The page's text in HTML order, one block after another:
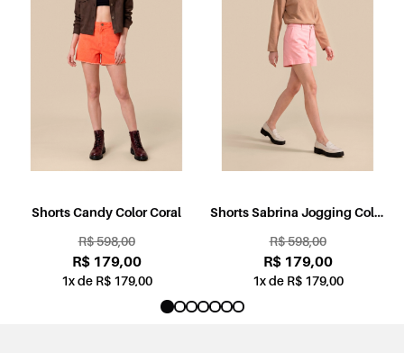
Shorts Candy Color Coral
R$ 598,00
R$ 179,00
1x de R$ 179,00
Shorts Sabrina Jogging Color
R$ 598,00
R$ 179,00
1x de R$ 179,00